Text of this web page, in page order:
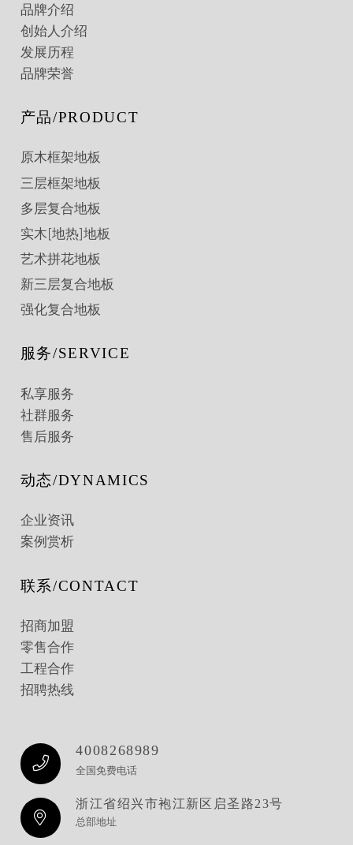
品牌介绍
创始人介绍
发展历程
品牌荣誉
产品/PRODUCT
原木框架地板
三层框架地板
多层复合地板
实木[地热]地板
艺术拼花地板
新三层复合地板
强化复合地板
服务/SERVICE
私享服务
社群服务
售后服务
动态/DYNAMICS
企业资讯
案例赏析
联系/CONTACT
招商加盟
零售合作
工程合作
招聘热线
4008268989
全国免费电话
浙江省绍兴市袍江新区启圣路23号
总部地址